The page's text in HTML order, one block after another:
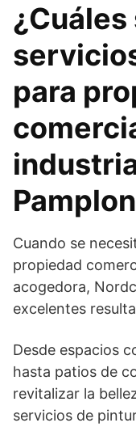
para
Cuando se
propiedad
acogedora,
excelentes
Desde espacios
hasta patios de
revitalizar la
servicios de